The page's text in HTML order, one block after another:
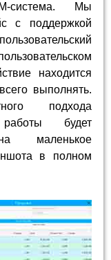
система. Мы
с поддержкой
находится
выполнять.
подхода
работы будет
маленькое
в полном